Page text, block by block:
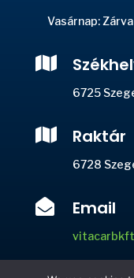
Vasárnap: Zárva

6725
 Raktár
6728
 Email